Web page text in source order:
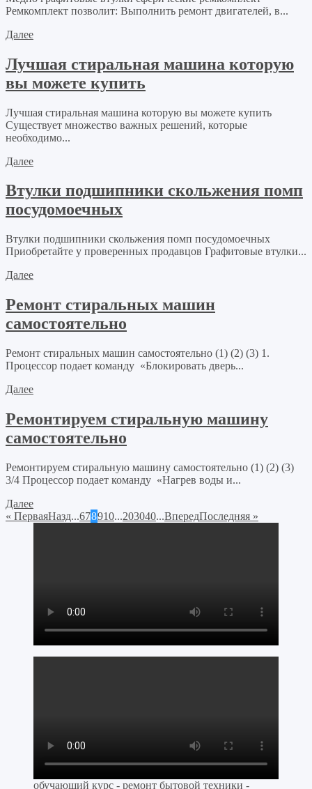
Ремкомплект позволит: Выполнить ремонт двигателей, в...
Далее
Лучшая стиральная машина которую
вы можете купить
Лучшая стиральная машина которую вы можете купить
Существует множество важных решений, которые
необходимо...
Далее
Втулки подшипники скольжения помп
посудомоечных
Втулки подшипники скольжения помп посудомоечных
Приобретайте у проверенных продавцов Графитовые втулки...
Далее
Ремонт стиральных машин
самостоятельно
Ремонт стиральных машин самостоятельно (1) (2) (3) 1.
Процессор подает команду «Блокировать дверь...
Далее
Ремонтируем стиральную машину
самостоятельно
Ремонтируем стиральную машину самостоятельно (1) (2) (3)
3/4 Процессор подает команду «Нагрев воды и...
Далее
« ПерваяНазд...678910...203040...ВпередПоследняя »
обучающий курс - ремонт бытовой техники -